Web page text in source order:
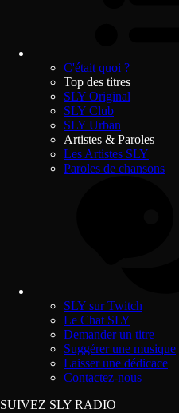
C'était quoi ?
Top des titres
SLY Original
SLY Club
SLY Urban
Artistes & Paroles
Les Artistes SLY
Paroles de chansons
SLY sur Twitch
Le Chat SLY
Demander un titre
Suggérer une musique
Laisser une dédicace
Contactez-nous
SUIVEZ SLY RADIO